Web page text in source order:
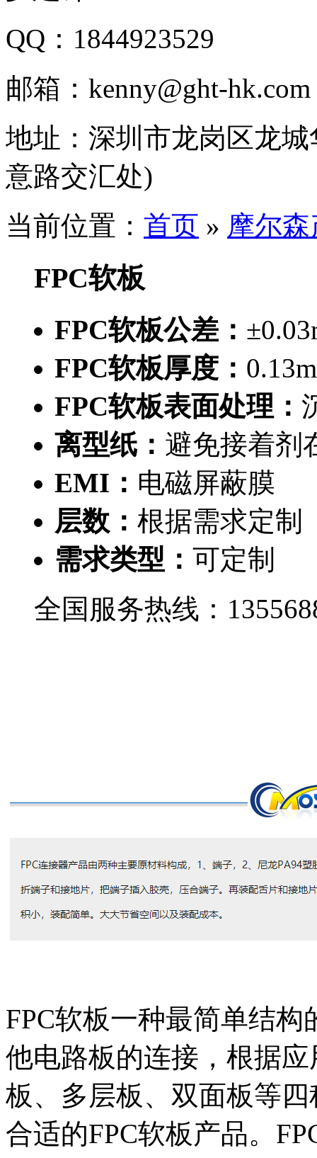
QQ： 1844923529
邮箱： kenny@ght-hk.com
地址： 深圳市龙岗区龙
意路交汇处)
当前位置： 首页 » 摩尔
FPC软板
FPC软板公差：
FPC软板厚度：
FPC软板表面处理：
离型纸： 避免接着剂
EMI： 电磁屏蔽膜
层数： 根据需求定制
需求类型： 可定制
全国服务热线：
FPC软板一种最简单结
他电路板的连接，根据
板、多层板、双面板等
合适的FPC软板产品。